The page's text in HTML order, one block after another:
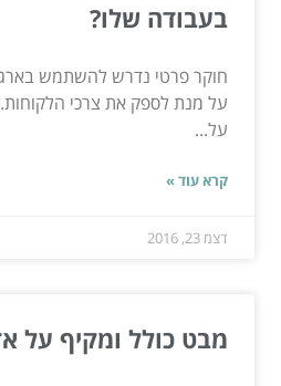
בעבודה שלו?
חוקר פרטי נדרש להשתמש בארגז
על מנת לספק את צרכי
על...
קרא עוד »
דצמ 23, 2016
מבט כולל ומקיף על